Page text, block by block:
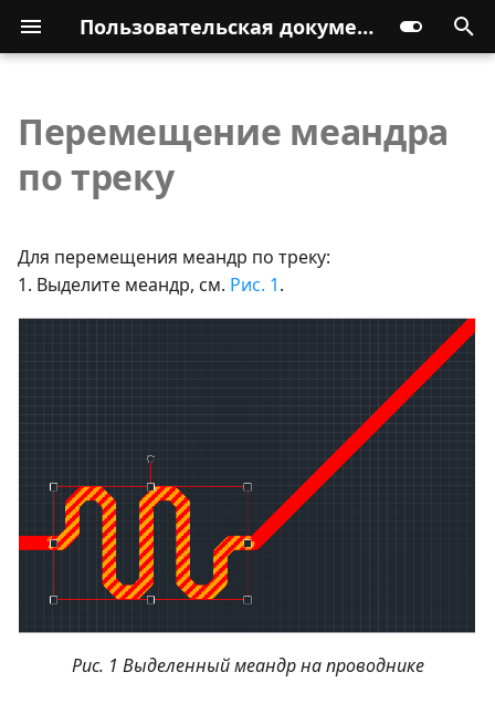
Пользовательская документация
Перемещение меандра
по треку
Для перемещения меандр по треку:
1. Выделите меандр, см. Рис. 1.
Рис. 1 Выделенный меандр на проводнике